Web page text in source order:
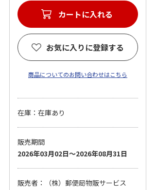
カートに入れる
お気に入りに登録する
商品についてのお問い合わせはこちら
在庫：在庫あり
販売期間
2026年03月02日～2026年08月31日
販売者：（株）郵便局物販サービス